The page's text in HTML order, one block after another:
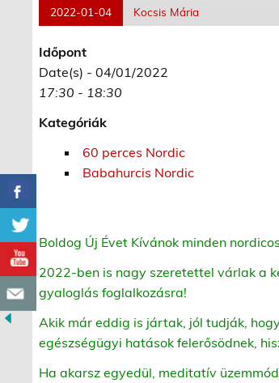
2022-01-04 Kocsis Mária
Időpont
Date(s) - 04/01/2022
17:30 - 18:30
Kategóriák
60 perces Nordic
Babahurcis Nordic
Boldog Új Évet Kívánok minden
2022-ben is nagy szeretettel várlak a
gyaloglás foglalkozásra!
Akik már eddig is jártak, jól tudják,
egészségügyi hatások felerősödnek,
Ha akarsz egyedül, meditatív